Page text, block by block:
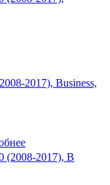
2017), Business,